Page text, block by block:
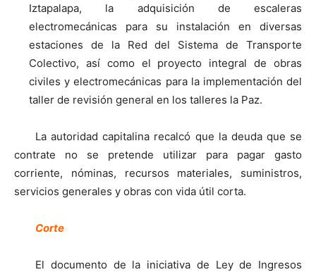
Iztapalapa, la adquisición de escaleras
electromecánicas para su instalación en diversas
estaciones de la Red del Sistema de Transporte
Colectivo, así como el proyecto integral de obras
civiles y electromecánicas para la implementación del
taller de revisión general en los talleres la Paz.
La autoridad capitalina recalcó que la deuda que se
contrate no se pretende utilizar para pagar gasto
corriente, nóminas, recursos materiales, suministros,
servicios generales y obras con vida útil corta.
Corte
El documento de la iniciativa de Ley de Ingresos